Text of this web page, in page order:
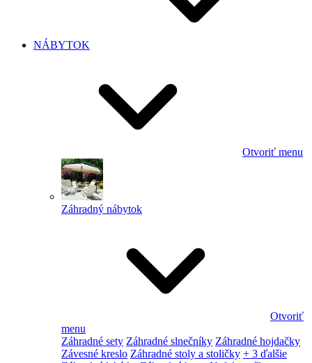
NÁBYTOK
Otvoriť menu
Záhradný nábytok
Otvoriť
menu
Záhradné sety Záhradné slnečníky Záhradné hojdačky
Závesné kreslo Záhradné stoly a stoličky + 3 ďalšie